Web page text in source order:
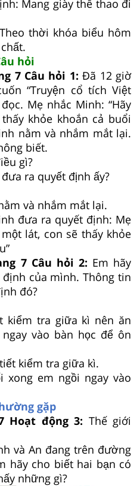
Mang giày thể thao đi
thời khóa biểu hôm
hỏi
7 Câu hỏi 1: Đã 12 giờ
“Truyện cổ tích Việt
Mẹ nhắc Minh: “Hãy
khỏe khoắn cả buổi
nằm và nhắm mắt lại.
biết.
gì?
ra quyết định ấy?
và nhắm mắt lại.
đưa ra quyết định: Mẹ
lát, con sẽ thấy khỏe
7 Câu hỏi 2: Em hãy
của mình. Thông tin
đó?
kiểm tra giữa kì nên ăn
vào bàn học để ôn
kiểm tra giữa kì.
xong em ngồi ngay vào
gặp
Hoạt động 3: Thế giới
và An đang trên đường
hãy cho biết hai bạn có
những gì?